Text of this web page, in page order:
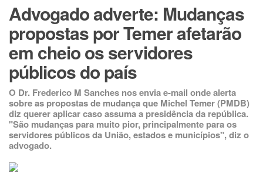
Advogado adverte: Mudanças
propostas por Temer afetarão
em cheio os servidores
públicos do país
O Dr. Frederico M Sanches nos envia e-mail onde alerta
sobre as propostas de mudança que Michel Temer (PMDB)
diz querer aplicar caso assuma a presidência da república.
"São mudanças para muito pior, principalmente para os
servidores públicos da União, estados e municípios", diz o
advogado.